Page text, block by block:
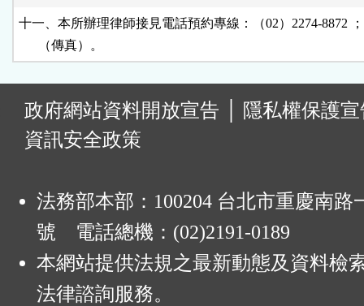
十一、本所辦理律師接見電話預約專線：（02）2274-8872 ；
      （傳真）。
政府網站資料開放宣告
隱私權保護
資訊安全政策
法務部本部：100204 台北市重慶南路
號 電話總機：(02)2191-0189
本網站提供法規之最新動態及資料檢
法律諮詢服務。